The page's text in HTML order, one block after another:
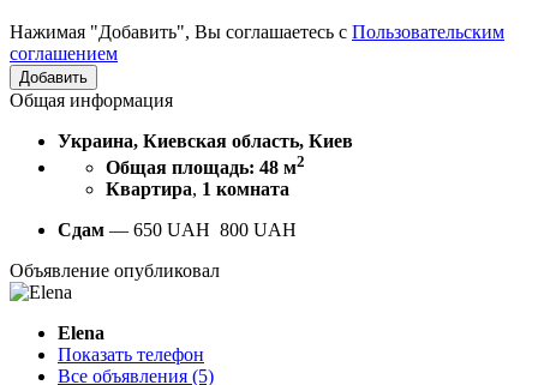
Нажимая "Добавить", Вы соглашаетесь с Пользовательским
соглашением
Общая информация
Украина, Киевская область, Киев
Общая площадь: 48 м2
Квартира, 1 комната
Сдам — 650 UAH 800 UAH
Объявление опубликовал
Elena
Показать телефон
Все объявления (5)